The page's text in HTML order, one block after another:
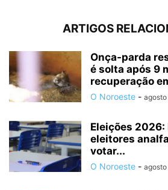
ARTIGOS
Onça-parda
é solta após 9
recuperação
O Noroeste -
Eleições
eleitores
votar...
O Noroeste -